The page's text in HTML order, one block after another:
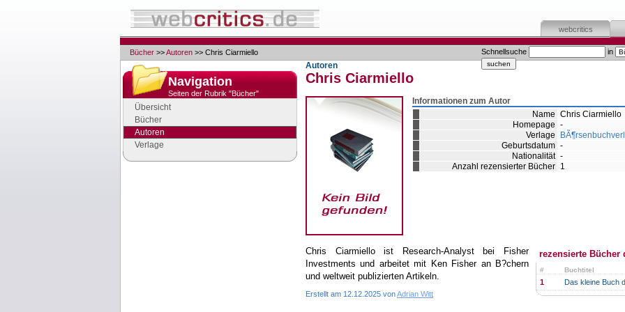
webcritics
Schnellsuche in
Bücher >>Autoren >> Chris Ciarmiello
Navigation
Seiten der Rubrik "Bücher"
Übersicht
Bücher
Autoren
Verlage
Autoren
Chris Ciarmiello
Informationen zum Autor
Name Chris Ciarmiello
Homepage -
Verlage
Geburtsdatum -
Nationalität -
Anzahl rezensierter Bücher 1
rezensierte Bücher
# Buchtitel
1 Das kleine Buch
Chris Ciarmiello ist Research-Analyst bei Fisher
Investments und arbeitet mit Ken Fisher an B?chern
und weltweit publizierten Artikeln.
Erstellt am 12.12.2025 vonAdrian Witt